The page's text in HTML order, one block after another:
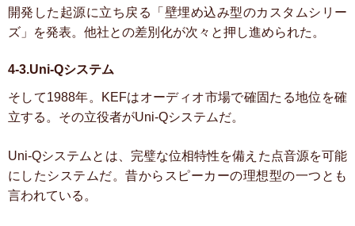
開発した起源に立ち戻る「壁埋め込み型のカスタムシリー
ズ」を発表。他社との差別化が次々と押し進められた。
4-3.Uni-Qシステム
そして1988年。KEFはオーディオ市場で確固たる地位を確
立する。その立役者がUni-Qシステムだ。
Uni-Qシステムとは、完璧な位相特性を備えた点音源を可能
にしたシステムだ。昔からスピーカーの理想型の一つとも
言われている。